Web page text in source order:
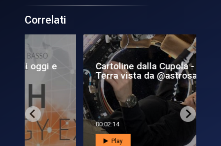
Correlati
Cartoline dalla Cupola - la
Terra vista da @astrosam...
00:02:14
Play